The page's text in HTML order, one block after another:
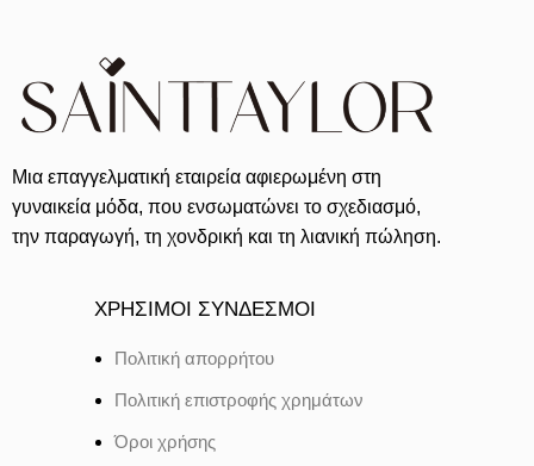
Μια επαγγελματική εταιρεία αφιερωμένη στη
γυναικεία μόδα, που ενσωματώνει το σχεδιασμό,
την παραγωγή, τη χονδρική και τη λιανική πώληση.
ΧΡΗΣΙΜΟΙ ΣΥΝΔΕΣΜΟΙ
Πολιτική απορρήτου
Πολιτική επιστροφής χρημάτων
Όροι χρήσης